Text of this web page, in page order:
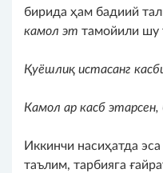
бирида ҳам бадиий
камол эт тамойили шу
Қуёшлиқ истасанг
Камол ар касб
Иккинчи насиҳатда
таълим, тарбияга